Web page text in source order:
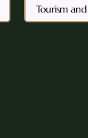
Tourism